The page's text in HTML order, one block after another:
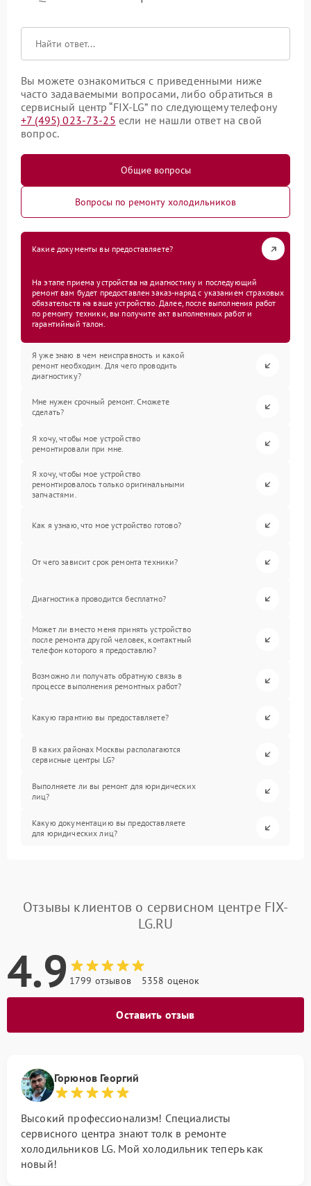
Вы можете ознакомиться с приведенными ниже
часто задаваемыми вопросами, либо обратиться в
сервисный центр “FIX-LG” по следующему телефону
+7 (495) 023-73-25 если не нашли ответ на свой
вопрос.
Общие вопросы
Вопросы по ремонту холодильников
Какие документы вы предоставляете?
На этапе приема устройства на диагностику и последующий
ремонт вам будет предоставлен заказ-наряд с указанием страховых
обязательств на ваше устройство. Далее, после выполнения работ
по ремонту техники, вы получите акт выполненных работ и
гарантийный талон.
Я уже знаю в чем неисправность и какой
ремонт необходим. Для чего проводить
диагностику?
Мне нужен срочный ремонт. Сможете
сделать?
Я хочу, чтобы мое устройство
ремонтировали при мне.
Я хочу, чтобы мое устройство
ремонтировалось только оригинальными
запчастями.
Как я узнаю, что мое устройство готово?
От чего зависит срок ремонта техники?
Диагностика проводится бесплатно?
Может ли вместо меня принять устройство
после ремонта другой человек, контактный
телефон которого я предоставлю?
Возможно ли получать обратную связь в
процессе выполнения ремонтных работ?
Какую гарантию вы предоставляете?
В каких районах Москвы располагаются
сервисные центры LG?
Выполняете ли вы ремонт для юридических
лиц?
Какую документацию вы предоставляете
для юридических лиц?
Отзывы клиентов о сервисном центре FIX-
LG.RU
4.9 1799 отзывов 5358 оценок
Оставить отзыв
Горюнов Георгий
Высокий профессионализм! Специалисты
сервисного центра знают толк в ремонте
холодильников LG. Мой холодильник теперь как
новый!